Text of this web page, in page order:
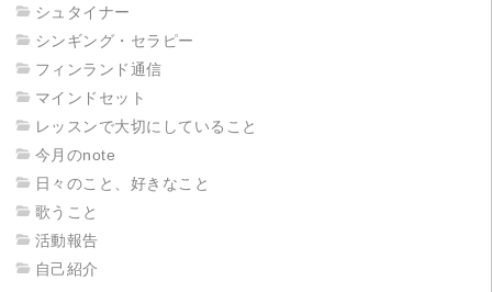
シュタイナー
シンギング・セラピー
フィンランド通信
マインドセット
レッスンで大切にしていること
今月のnote
日々のこと、好きなこと
歌うこと
活動報告
自己紹介